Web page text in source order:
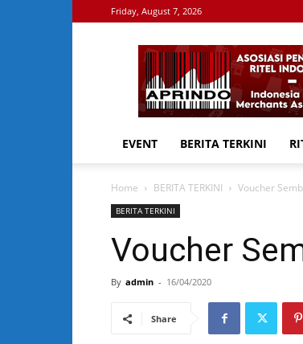
Friday, August 7, 2026
APRINDO
EVENT BERITA TERKINI
Home BERITA TERKINI Voucher
BERITA TERKINI
Voucher
By admin - 16/04/2020
Share